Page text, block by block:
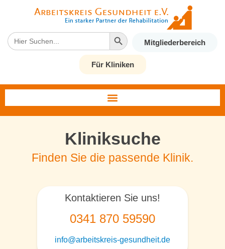
Search
for:
Search Button
Mitgliederbereich
Für Kliniken
Kliniksuche
Finden Sie die passende Klinik.
Kontaktieren Sie uns!
0341 870 59590
info@arbeitskreis-gesundheit.de